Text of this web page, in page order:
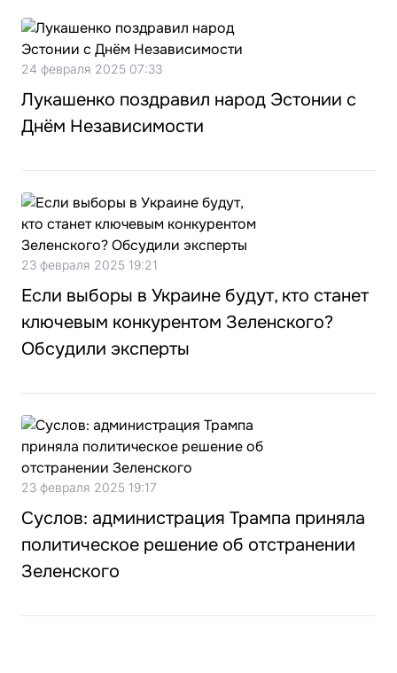
24 февраля 2025 07:33
Лукашенко поздравил народ Эстонии с
Днём Независимости
23 февраля 2025 19:21
Если выборы в Украине будут, кто станет
ключевым конкурентом Зеленского?
Обсудили эксперты
23 февраля 2025 19:17
Суслов: администрация Трампа приняла
политическое решение об отстранении
Зеленского